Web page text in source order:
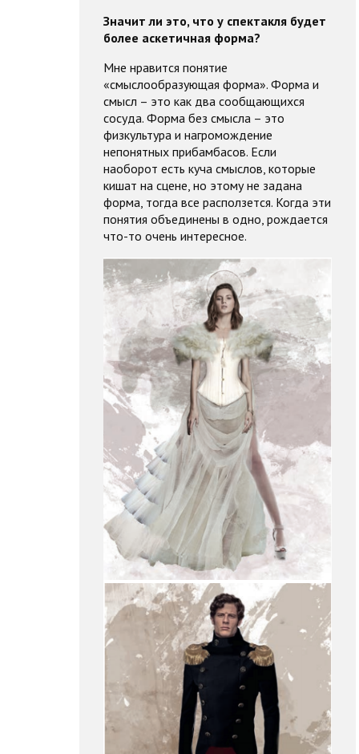
Значит ли это, что у спектакля будет
более аскетичная форма?
Мне нравится понятие
«смыслообразующая форма». Форма и
смысл – это как два сообщающихся
сосуда. Форма без смысла – это
физкультура и нагромождение
непонятных прибамбасов. Если
наоборот есть куча смыслов, которые
кишат на сцене, но этому не задана
форма, тогда все расползется. Когда эти
понятия объединены в одно, рождается
что-то очень интересное.